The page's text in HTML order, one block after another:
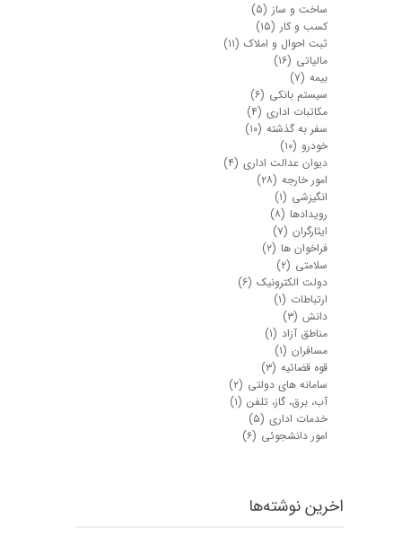
ساخت و ساز (۵)
کسب و کار (۱۵)
ثبت احوال و املاک (۱۱)
مالیاتی (۱۶)
بیمه (۷)
سیستم بانکی (۶)
مکاتبات اداری (۴)
سفر به گذشته (۱۰)
خودرو (۱۰)
دیوان عدالت اداری (۴)
امور خارجه (۲۸)
انگیزشی (۱)
رویدادها (۸)
ایثارگران (۷)
فراخوان ها (۲)
سلامتی (۲)
دولت الکترونیک (۶)
ارتباطات (۱)
دانش (۳)
مناطق آزاد (۱)
مسافران (۱)
قوه قضائیه (۳)
سامانه های دولتی (۲)
آب، برق، گاز، تلفن (۱)
خدمات اداری (۵)
امور دانشجوئی (۶)
اخرین نوشته‌ها